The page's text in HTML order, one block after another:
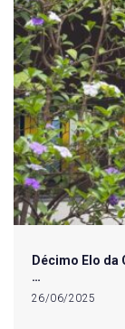
Décimo Elo da
…
26/06/2025